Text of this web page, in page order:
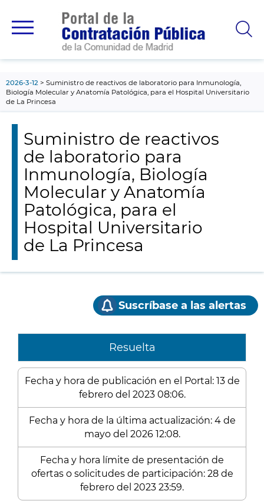
principal
2026-3-12
Suministro de reactivos de laboratorio para Inmunología,
Biología Molecular y Anatomía Patológica, para el Hospital Universitario
de La Princesa
Suministro de reactivos
de laboratorio para
Inmunología, Biología
Molecular y Anatomía
Patológica, para el
Hospital Universitario
de La Princesa
Suscríbase a las alertas
Resuelta
Fecha y hora de publicación en el Portal: 13 de
febrero del 2023 08:06.
Fecha y hora de la última actualización: 4 de
mayo del 2026 12:08.
Fecha y hora límite de presentación de
ofertas o solicitudes de participación: 28 de
febrero del 2023 23:59.